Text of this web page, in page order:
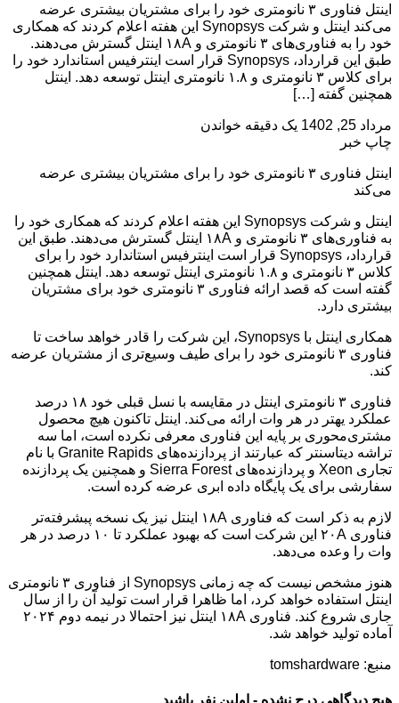
اینتل فناوری ۳ نانومتری خود را برای مشتریان بیشتری عرضه
می‌کند اینتل و شرکت Synopsys این هفته اعلام کردند که همکاری
خود را به فناوری‌‌های ۳ نانومتری و ۱۸A اینتل گسترش می‌دهند.
طبق این قرارداد، Synopsys قرار است اینترفیس استاندارد خود را
برای کلاس ۳ نانومتری و ۱.۸ نانومتری اینتل توسعه دهد. اینتل
همچنین گفته […]
مرداد 25, 1402
یک دقیقه خواندن
چاپ خبر
اینتل فناوری ۳ نانومتری خود را برای مشتریان بیشتری عرضه
می‌کند
اینتل و شرکت Synopsys این هفته اعلام کردند که همکاری خود را
به فناوری‌‌های ۳ نانومتری و ۱۸A اینتل گسترش می‌دهند. طبق این
قرارداد، Synopsys قرار است اینترفیس استاندارد خود را برای
کلاس ۳ نانومتری و ۱.۸ نانومتری اینتل توسعه دهد. اینتل همچنین
گفته است که قصد ارائه فناوری ۳ نانومتری خود برای مشتریان
بیشتری دارد.
همکاری اینتل با Synopsys، این شرکت را قادر خواهد ساخت تا
فناوری ۳ نانومتری خود را برای طیف وسیع‌تری از مشتریان عرضه
کند.
فناوری ۳ نانومتری اینتل در مقایسه با نسل قبلی خود ۱۸ درصد
عملکرد یهتر در هر وات ارائه می‌کند. اینتل تاکنون هیچ محصول
مشتری‌محوری بر پایه این فناوری معرفی نکرده است، اما سه
تراشه دیتاسنتر که عبارتند از پردازنده‌های Granite Rapids با نام
تجاری Xeon و پردازنده‌های Sierra Forest و همچنین یک پردازنده
سفارشی برای یک پایگاه داده ابری عرضه کرده است.
لازم به ذکر است که فناوری ۱۸A اینتل نیز یک نسخه پبشرفته‌تر
فناوری ۲۰A این شرکت است که بهبود عملکرد تا ۱۰ درصد در هر
وات را وعده می‌دهد.
هنوز مشخص نیست که چه زمانی Synopsys از فناوری ۳ نانومتری
اینتل استفاده خواهد کرد، اما ظاهرا قرار است تولید آن را از سال
جاری شروع کند. فناوری ۱۸A اینتل نیز احتمالا در نیمه دوم ۲۰۲۴
آماده تولید خواهد شد.
منبع: tomshardware
هیچ دیدگاهی درج نشده - اولین نفر باشید